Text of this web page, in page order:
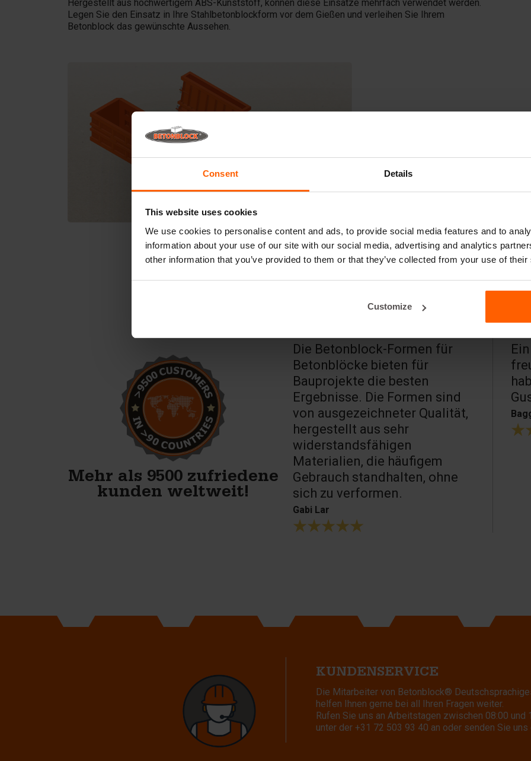
Consent Details
This website uses cookies
We use cookies to personalise content and ads, to provide social media features and to
information about your use of our site with our social media, advertising and analytics
other information that you’ve provided to them or that they’ve collected from your use of
Customize
Hergestellt aus hochwertigem ABS-Kunststoff, können diese Einsätze mehrfach verwendet werden.
Legen Sie den Einsatz in Ihre Stahlbetonblockform vor dem Gießen und verleihen Sie Ihrem
Betonblock das gewünschte Aussehen.
Mehr als 9500 zufriedene
kunden weltweit!
Produktion von
Betonblöcken. Mit den
Formen von Betonblock sind
wir bestens vorbereitet.
Anton Koelma
Die Betonblock-Formen für
Betonblöcke bieten für
Bauprojekte die besten
Ergebnisse. Die Formen sind
von ausgezeichneter Qualität,
hergestellt aus sehr
widerstandsfähigen
Materialien, die häufigem
Gebrauch standhalten, ohne
sich zu verformen.
Gabi Lar
KUNDENSERVICE
Die Mitarbeiter von Betonblock®
helfen Ihnen gerne bei all Ihren Fragen weiter.
Rufen Sie uns an Arbeitstagen zwischen 08:00 und
unter der +31 72 503 93 40 an oder senden Sie uns